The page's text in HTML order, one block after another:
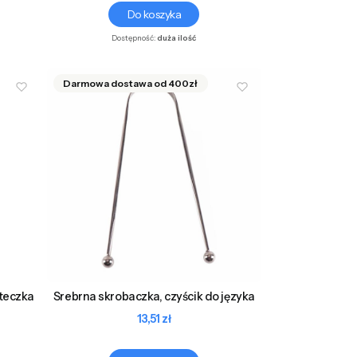
Do koszyka
Dostępność:duża ilość
Srebrna skrobaczka, czyścik do języka
Cena
13,51 zł